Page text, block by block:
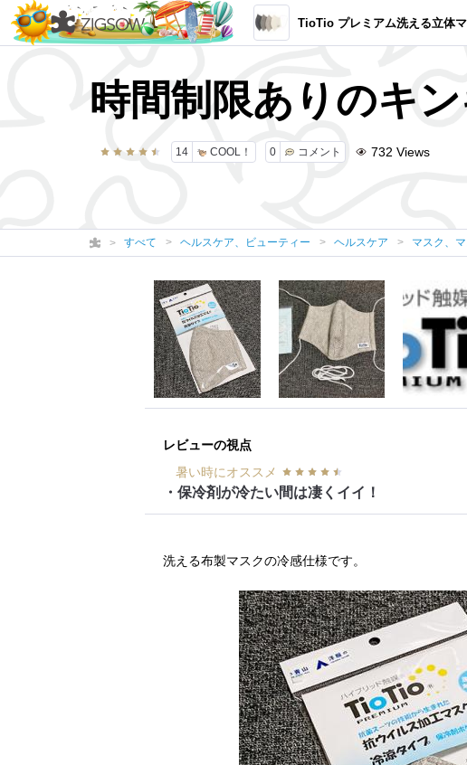
TioTio プレミアム洗える立体
時間制限ありのキ
14 COOL！ 0 コメント 732 Views
すべて ヘルスケア、ビューティー ヘルスケア マスク、
レビューの視点
暑い時にオススメ
・保冷剤が冷たい間は凄くイイ！
洗える布製マスクの冷感仕様です。